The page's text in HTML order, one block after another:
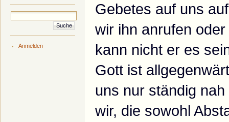
Anmelden
Gebetes auf uns
wir ihn anrufen
kann nicht er es
Gott ist
uns nur ständig
wir, die sowohl